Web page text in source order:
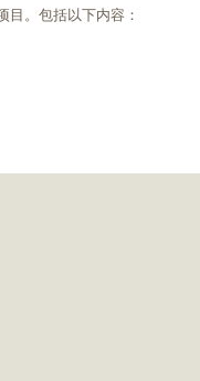
目。包括以下内容：